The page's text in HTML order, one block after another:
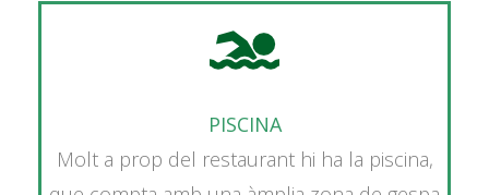
PISCINA
Molt a prop del restaurant hi ha la piscina,